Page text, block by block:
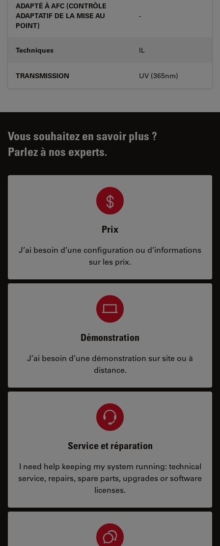
ADAPTÉ À AFC (CONTRÔLE
ADAPTATIF DE LA MISE AU
POINT)
-
Techniques IL
TRANSMISSION UV (365nm)
Vous souhaitez en savoir plus ?
Parlez à nos experts.
Prix
J’ai besoin d’une configuration ou d’informations
sur les prix.
Démonstration
J’ai besoin d’une démonstration sur site ou à
distance.
Service et réparation
I need help keeping my system running: technical
service, repairs, spare parts, upgrades or software
licenses.